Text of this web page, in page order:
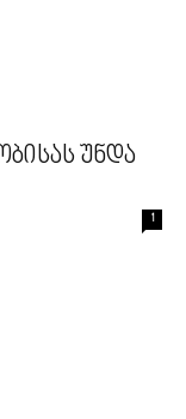
უნდა
1